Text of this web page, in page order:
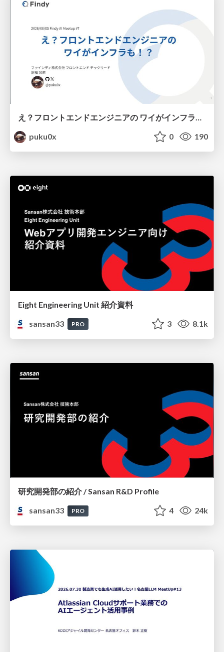
え？フロントエンドエンジニアの ワイがインフラも！？
puku0x
0 190
Eight Engineering Unit 紹介資料
sansan33
PRO 3 8.1k
研究開発部の紹介 / Sansan R&D Profile
sansan33
PRO 4 24k